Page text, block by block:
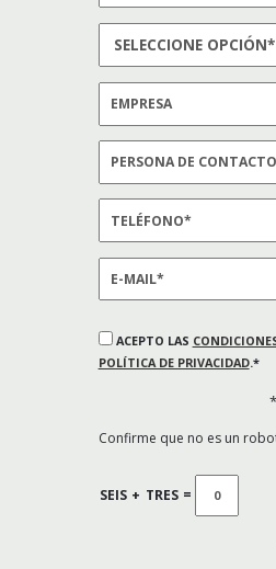
ACEPTO LAS
POLÍTICA DE PRIVACIDAD.*
Confirme que no es un
SEIS + TRES =